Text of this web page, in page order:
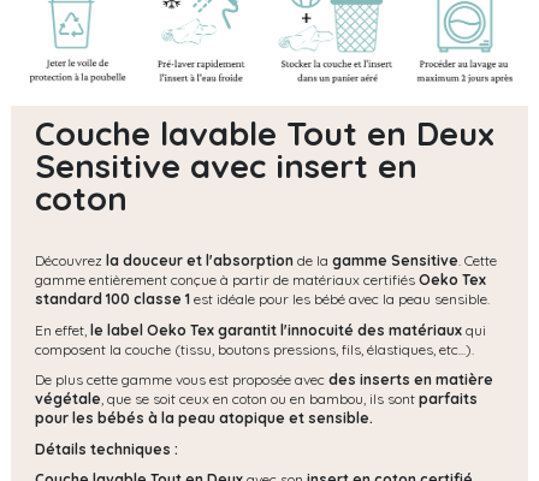
Couche lavable Tout en Deux
Sensitive avec insert en
coton
Découvrez la douceur et l'absorption de la gamme Sensitive. Cette
gamme entièrement conçue à partir de matériaux certifiés Oeko Tex
standard 100 classe 1 est idéale pour les bébé avec la peau sensible.
En effet, le label Oeko Tex garantit l'innocuité des matériaux qui
composent la couche (tissu, boutons pressions, fils, élastiques, etc...).
De plus cette gamme vous est proposée avec des inserts en matière
végétale, que se soit ceux en coton ou en bambou, ils sont parfaits
pour les bébés à la peau atopique et sensible.
Détails techniques :